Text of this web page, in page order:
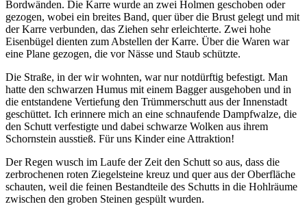
Bordwänden. Die Karre wurde an zwei Holmen geschoben oder
gezogen, wobei ein breites Band, quer über die Brust gelegt und mit
der Karre verbunden, das Ziehen sehr erleichterte. Zwei hohe
Eisenbügel dienten zum Abstellen der Karre. Über die Waren war
eine Plane gezogen, die vor Nässe und Staub schützte.
Die Straße, in der wir wohnten, war nur notdürftig befestigt. Man
hatte den schwarzen Humus mit einem Bagger ausgehoben und in
die entstandene Vertiefung den Trümmerschutt aus der Innenstadt
geschüttet. Ich erinnere mich an eine schnaufende Dampfwalze, die
den Schutt verfestigte und dabei schwarze Wolken aus ihrem
Schornstein ausstieß. Für uns Kinder eine Attraktion!
Der Regen wusch im Laufe der Zeit den Schutt so aus, dass die
zerbrochenen roten Ziegelsteine kreuz und quer aus der Oberfläche
schauten, weil die feinen Bestandteile des Schutts in die Hohlräume
zwischen den groben Steinen gespült wurden.